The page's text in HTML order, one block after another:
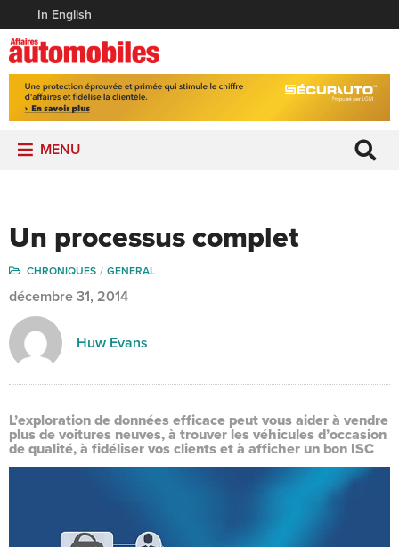
In English
MENU
Un processus complet
CHRONIQUES GENERAL
décembre 31, 2014
Huw Evans
L’exploration de données efficace peut vous aider à vendre
plus de voitures neuves, à trouver les véhicules d’occasion
de qualité, à fidéliser vos clients et à afficher un bon ISC